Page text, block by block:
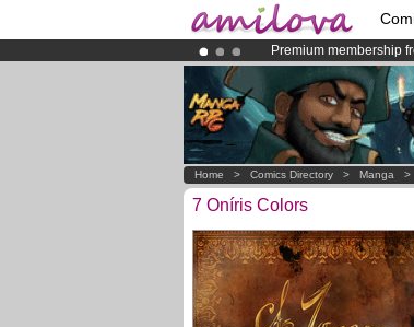
Premium membership
Already 100000
AmilovaKickstarter is
Home > Comics Directory > Manga >
7 Oníris Colors